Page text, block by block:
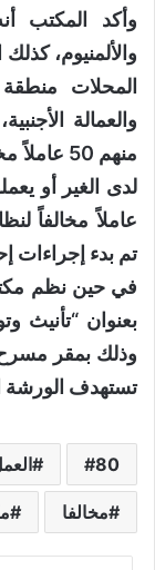
وأكد المكتب
والألمنيوم،
المحلات
عاملاً مخالفاً
تم بدء إجراءات
في حين نظم
بعنوان “تأنيث
وذلك بمقر مسرح
تستهدف الورشة
80
مخالفا